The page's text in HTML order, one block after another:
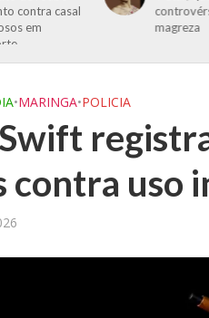
casal
controvérsia
magreza
•MARINGA•POLICIA
contra uso